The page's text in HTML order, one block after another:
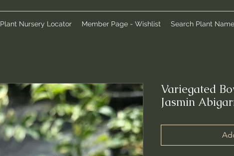
Plant Nursery Locator Member Page - Wishlist Search Plant Name
Variegated
Jasmin